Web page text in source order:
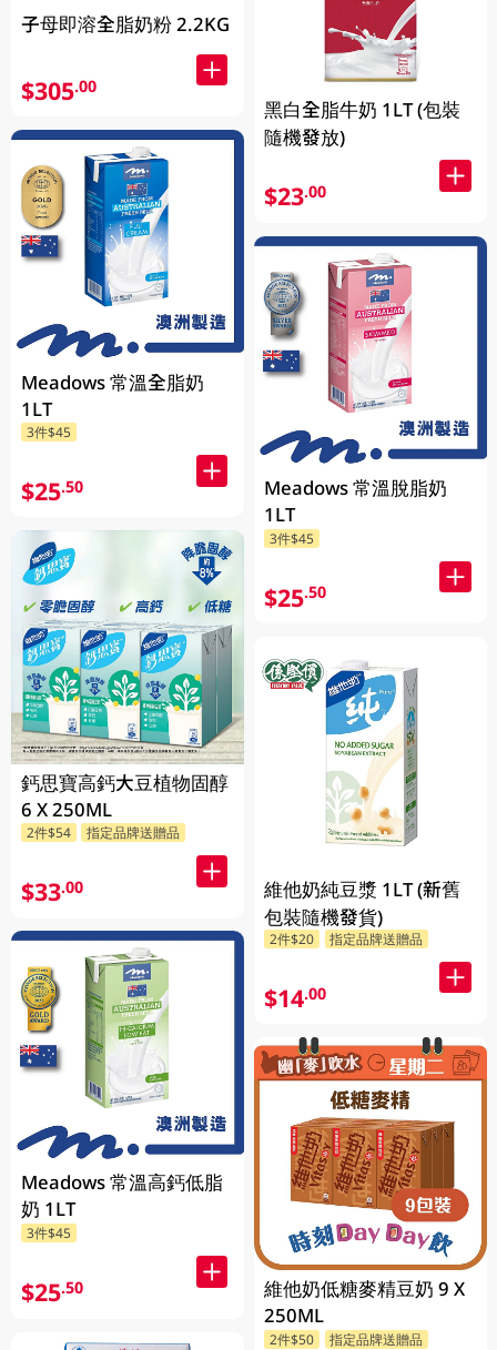
子母即溶全脂奶粉 2.2KG
$305.00
Meadows 常溫全脂奶
1LT
3件$45
$25.50
鈣思寶高鈣大豆植物固醇
6 X 250ML
2件$54 指定品牌送贈品
$33.00
Meadows 常溫高鈣低脂
奶 1LT
3件$45
$25.50
黑白全脂牛奶 1LT (包裝
隨機發放)
$23.00
Meadows 常溫脫脂奶
1LT
3件$45
$25.50
維他奶純豆漿 1LT (新舊
包裝隨機發貨)
2件$20 指定品牌送贈品
$14.00
維他奶低糖麥精豆奶 9 X
250ML
2件$50 指定品牌送贈品